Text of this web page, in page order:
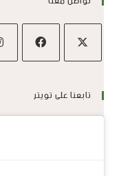
تابعنا على تويتر